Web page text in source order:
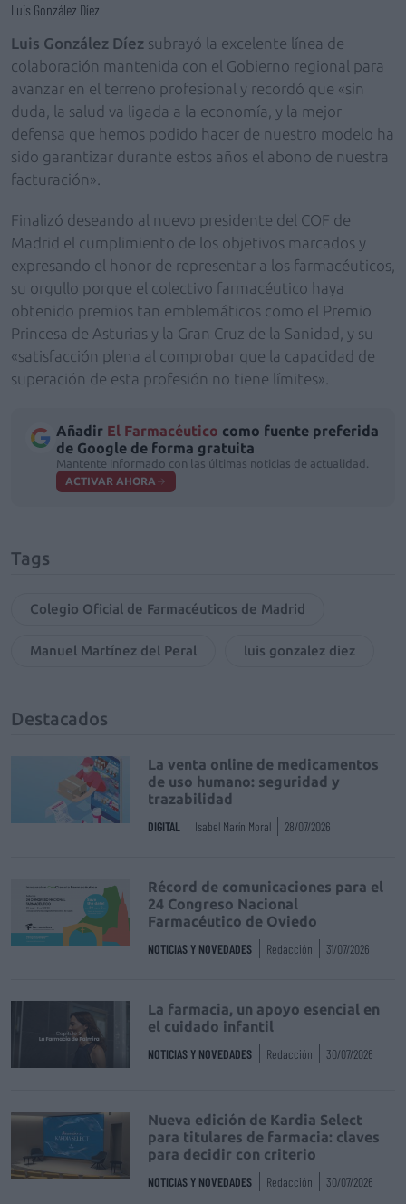
Luis González Díez
Luis González Díez subrayó la excelente línea de
colaboración mantenida con el Gobierno regional para
avanzar en el terreno profesional y recordó que «sin
duda, la salud va ligada a la economía, y la mejor
defensa que hemos podido hacer de nuestro modelo ha
sido garantizar durante estos años el abono de nuestra
facturación».
Finalizó deseando al nuevo presidente del COF de
Madrid el cumplimiento de los objetivos marcados y
expresando el honor de representar a los farmacéuticos,
su orgullo porque el colectivo farmacéutico haya
obtenido premios tan emblemáticos como el Premio
Princesa de Asturias y la Gran Cruz de la Sanidad, y su
«satisfacción plena al comprobar que la capacidad de
superación de esta profesión no tiene límites».
Añadir El Farmacéutico como fuente preferida
de Google de forma gratuita
Mantente informado con las últimas noticias de actualidad.
ACTIVAR AHORA
Tags
Colegio Oficial de Farmacéuticos de Madrid
Manuel Martínez del Peral luis gonzalez diez
Destacados
La venta online de medicamentos
de uso humano: seguridad y
trazabilidad
DIGITAL Isabel Marín Moral 28/07/2026
Récord de comunicaciones para el
24 Congreso Nacional
Farmacéutico de Oviedo
NOTICIAS Y NOVEDADES Redacción 31/07/2026
La farmacia, un apoyo esencial en
el cuidado infantil
NOTICIAS Y NOVEDADES Redacción 30/07/2026
Nueva edición de Kardia Select
para titulares de farmacia: claves
para decidir con criterio
NOTICIAS Y NOVEDADES Redacción 30/07/2026